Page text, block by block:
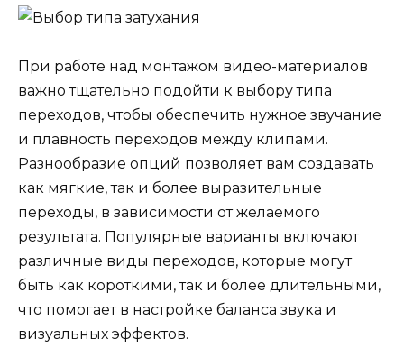
При работе над монтажом видео-материалов
важно тщательно подойти к выбору типа
переходов, чтобы обеспечить нужное звучание
и плавность переходов между клипами.
Разнообразие опций позволяет вам создавать
как мягкие, так и более выразительные
переходы, в зависимости от желаемого
результата. Популярные варианты включают
различные виды переходов, которые могут
быть как короткими, так и более длительными,
что помогает в настройке баланса звука и
визуальных эффектов.